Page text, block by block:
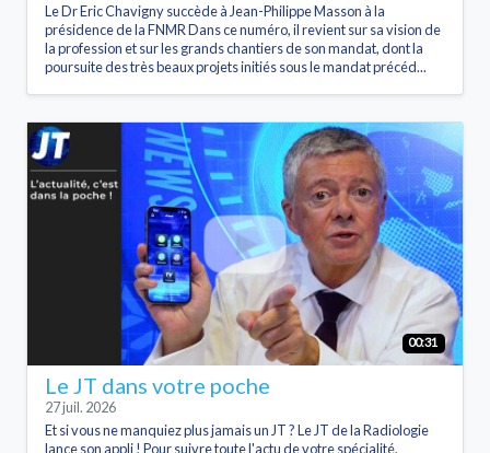
Le Dr Eric Chavigny succède à Jean-Philippe Masson à la
présidence de la FNMR Dans ce numéro, il revient sur sa vision de
la profession et sur les grands chantiers de son mandat, dont la
poursuite des très beaux projets initiés sous le mandat précéd...
00:31
Le JT dans votre poche
27 juil. 2026
Et si vous ne manquiez plus jamais un JT ? Le JT de la Radiologie
lance son appli ! Pour suivre toute l'actu de votre spécialité,